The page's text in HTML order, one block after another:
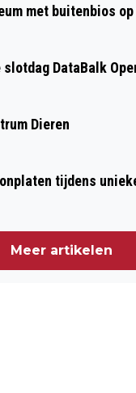
met buitenbios
DataBalk
Dieren
tijdens
Meer artikelen